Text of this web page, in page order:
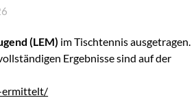
(LEM) im Tischtennis ausgetragen.
Ergebnisse sind auf der
ermittelt/